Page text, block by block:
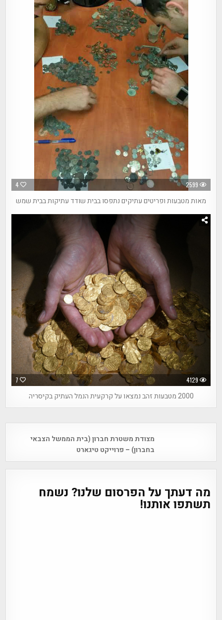
4 2599
מאות מטבעות ופריטים עתיקים נתפסו בבית שודד עתיקות בבית שמש
7 4129
2000 מטבעות זהב נמצאו על קרקעית הנמל העתיק בקיסריה
navigationמצודת משטרת חברון (בית הממשל הצבאי
בחברון) – פרוייקט טיגארט
מה דעתך על הפרסום שלנו? נשמח
תשתפו אותנו!